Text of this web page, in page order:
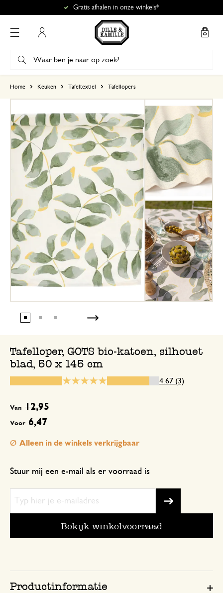
Gratis afhalen in onze winkels*
Home Keuken Tafeltextiel Tafellopers
Tafelloper, GOTS bio-katoen, silhouet
blad, 50 x 145 cm
4.67 (3)
Voor 6,47
Van 12,95
Stuur mij een e-mail als er voorraad is
Bekijk winkelvoorraad
Alleen in de winkels verkrijgbaar
Productinformatie
3
2
1
De tafelloper gebruik ik op
24 juni 2025
De tafelloper gebruik ik op de
op een klein buiten- borrel- tafeltje.
Voor de sier.
Voor de sier.
25 augustus 2025
Enkel een score, geen toelichting